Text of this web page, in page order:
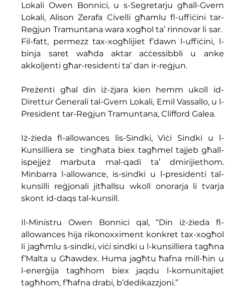
Lokali Owen Bonnici, u s-Segretarju għall-Gvern
Lokali, Alison Zerafa Civelli għamlu fl-uffiċini tar-
Reġjun Tramuntana wara xogħol ta’ rinnovar li sar.
Fil-fatt, permezz tax-xogħlijiet f’dawn l-uffiċini, l-
binja saret waħda aktar aċċessibbli u anke
akkoljenti għar-residenti ta’ dan ir-reġjun.
Preżenti għal din iż-żjara kien hemm ukoll id-
Direttur Ġenerali tal-Gvern Lokali, Emil Vassallo, u l-
President tar-Reġjun Tramuntana, Clifford Galea.
Iż-żieda fl-allowances lis-Sindki, Viċi Sindki u l-
Kunsilliera se  tingħata biex tagħmel tajjeb għall-
ispejjeż marbuta mal-qadi ta’ dmirijiethom.
Minbarra l-allowance, is-sindki u l-presidenti tal-
kunsilli reġjonali jitħallsu wkoll onorarja li tvarja
skont id-daqs tal-kunsill.
Il-Ministru Owen Bonnici qal, “Din iż-żieda fl-
allowances hija rikonoxximent konkret tax-xogħol
li jagħmlu s-sindki, viċi sindki u l-kunsilliera tagħna
f’Malta u Għawdex. Huma jagħtu ħafna mill-ħin u
l-enerġija tagħhom biex jaqdu l-komunitajiet
tagħhom, f’ħafna drabi, b’dedikazzjoni.”